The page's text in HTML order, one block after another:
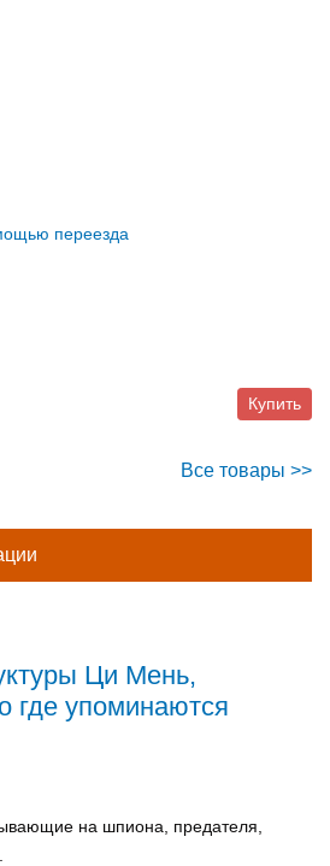
переезда
Купить
Все товары >>
Ци Мень,
где упоминаются
на шпиона, предателя,